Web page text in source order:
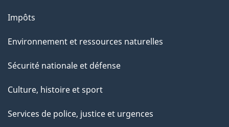
Impôts
Environnement et ressources naturelles
Sécurité nationale et défense
Culture, histoire et sport
Services de police, justice et urgences